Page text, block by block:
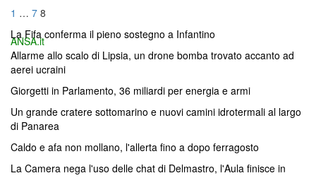
Navigazione
articoli
Pagina
1 … Pagina
7 Pagina
8
ANSA.it
La Fifa conferma il pieno sostegno a Infantino
Allarme allo scalo di Lipsia, un drone bomba trovato accanto ad
aerei ucraini
Giorgetti in Parlamento, 36 miliardi per energia e armi
Un grande cratere sottomarino e nuovi camini idrotermali al largo
di Panarea
Caldo e afa non mollano, l'allerta fino a dopo ferragosto
La Camera nega l'uso delle chat di Delmastro, l'Aula finisce in